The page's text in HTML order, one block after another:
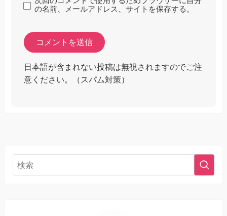
の名前、メールアドレス、サイトを保存する。
日本語が含まれない投稿は無視されますのでご注
意ください。（スパム対策）